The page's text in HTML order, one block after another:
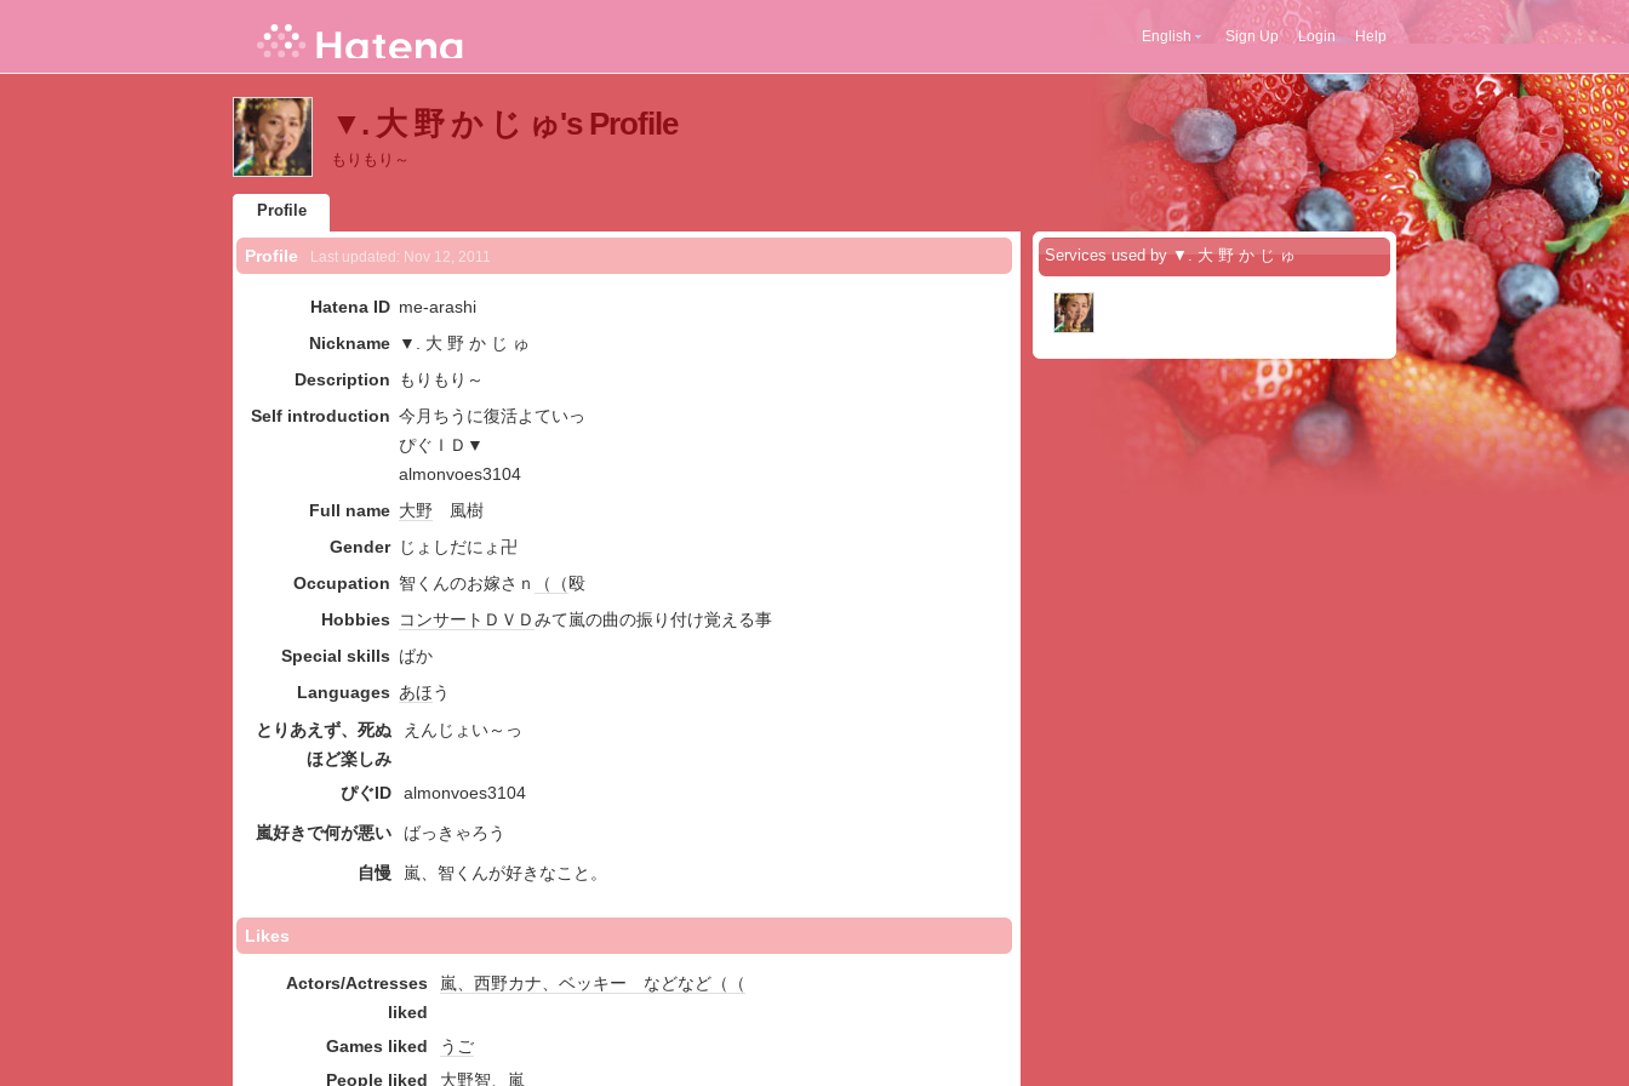
English Sign Up Login Help
▼. 大 野 か じ ゅ's Profile
もりもり～
Profile
Profile Last updated: Nov 12, 2011
Hatena ID me-arashi
Nickname
▼. 大 野 か じ ゅ
Description
もりもり～
Self introduction 今月ちうに復活よていっ
ぴぐＩＤ▼
almonvoes3104
Full name 大野 風樹
Gender
じょしだにょ卍
Occupation 智くんのお嫁さｎ （（殴
Hobbies
コンサート ＤＶＤみて嵐の曲の振り付け覚える事
Special skills ばか
Languages あほう
とりあえず、死ぬ
ほど楽しみ
えんじょい～っ
ぴぐID almonvoes3104
嵐好きで何が悪い ばっきゃろう
自慢 嵐、智くんが好きなこと。
Likes
Actors/Actresses
liked
嵐、西野カナ、ベッキー などなど（（
Games liked
うご
People liked
大野智、嵐
Services used by ▼. 大 野 か じ ゅ